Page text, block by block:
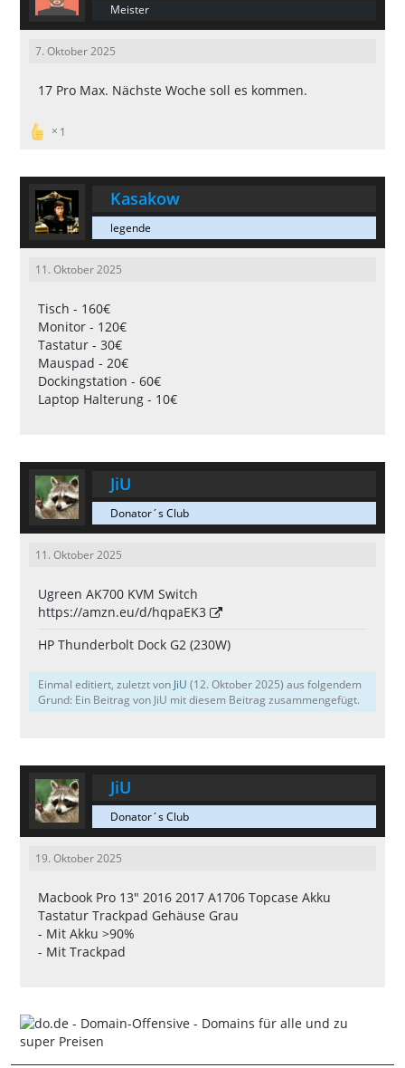
Meister
7. Oktober 2025
17 Pro Max. Nächste Woche soll es kommen.
1
Kasakow
legende
11. Oktober 2025
Tisch - 160€
Monitor - 120€
Tastatur - 30€
Mauspad - 20€
Dockingstation - 60€
Laptop Halterung - 10€
JiU
Donator´s Club
11. Oktober 2025
Ugreen AK700 KVM Switch
https://amzn.eu/d/hqpaEK3
HP Thunderbolt Dock G2 (230W)
Einmal editiert, zuletzt von JiU (12. Oktober 2025) aus folgendem
Grund: Ein Beitrag von JiU mit diesem Beitrag zusammengefügt.
JiU
Donator´s Club
19. Oktober 2025
Macbook Pro 13" 2016 2017 A1706 Topcase Akku
Tastatur Trackpad Gehäuse Grau
- Mit Akku >90%
- Mit Trackpad